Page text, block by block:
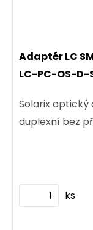
Adaptér LC
LC-PC-OS-D-
Solarix optický
duplexní bez
ks